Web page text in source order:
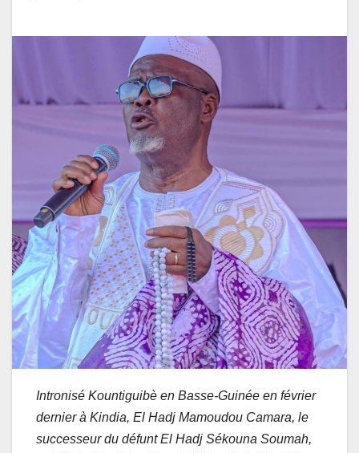
Intronisé Kountiguibè en Basse-Guinée en février
dernier à Kindia, El Hadj Mamoudou Camara, le
successeur du défunt El Hadj Sékouna Soumah,